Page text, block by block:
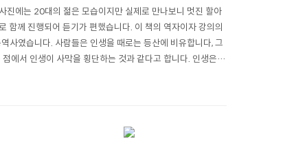
진에는 20대의 젊은 모습이지만 실제로 만나보니 멋진 할아
함께 진행되어 듣기가 편했습니다. 이 책의 역자이자 강의의
사였습니다. 사람들은 인생을 때로는 등산에 비유합니다, 그
에서 인생이 사막을 횡단하는 것과 같다고 합니다. 인생은
의 시기에는 더 많은 기회가 나..